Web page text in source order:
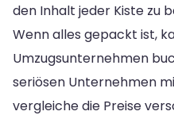
den Inhalt jeder Kiste zu
Wenn alles gepackt ist,
Umzugsunternehmen
seriösen Unternehmen
vergleiche die Preise